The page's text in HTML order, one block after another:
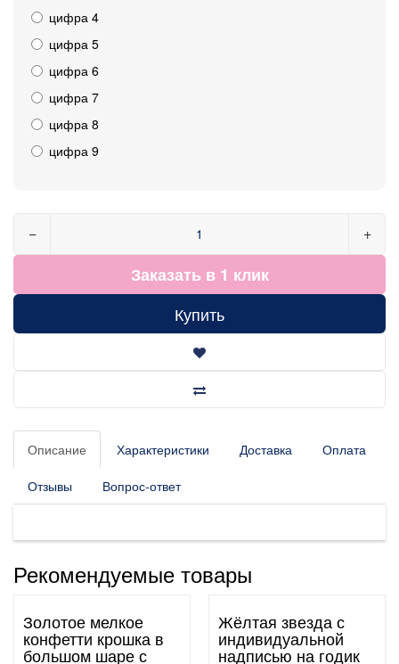
цифра 4
цифра 5
цифра 6
цифра 7
цифра 8
цифра 9
− +
Заказать в 1 клик
Купить
Описание Характеристики Доставка Оплата
Отзывы Вопрос-ответ
Рекомендуемые товары
Золотое мелкое
конфетти крошка в
большом шаре с
Жёлтая звезда с
индивидуальной
надписью на годик